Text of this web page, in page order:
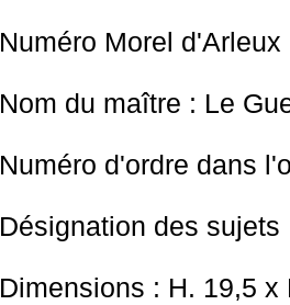
Numéro Morel d'Arleux
Nom du maître : Le
Numéro d'ordre dans
Désignation des
Dimensions : H. 19,5 x